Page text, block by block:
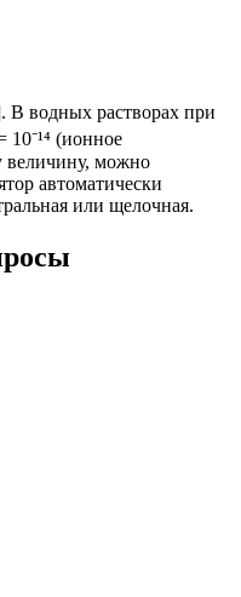
В водных растворах при
(ионное
величину, можно
автоматически
или щелочная.